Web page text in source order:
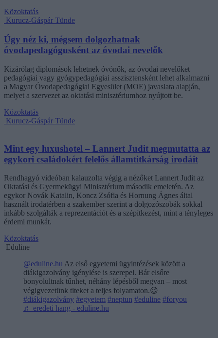
Közoktatás
Kurucz-Gáspár Tünde
Úgy néz ki, mégsem dolgozhatnak
óvodapedagógusként az óvodai nevelők
Kizárólag diplomások lehetnek óvónők, az óvodai nevelőket
pedagógiai vagy gyógypedagógiai asszisztensként lehet alkalmazni
a Magyar Óvodapedagógiai Egyesület (MOE) javaslata alapján,
melyet a szervezet az oktatási minisztériumhoz nyújtott be.
Közoktatás
Kurucz-Gáspár Tünde
Mint egy luxushotel – Lannert Judit megmutatta az
egykori családokért felelős államtitkárság irodáit
Rendhagyó videóban kalauzolta végig a nézőket Lannert Judit az
Oktatási és Gyermekügyi Minisztérium második emeletén. Az
egykor Novák Katalin, Koncz Zsófia és Hornung Ágnes által
használt irodatérben a szakember szerint a dolgozószobák sokkal
inkább szolgálták a reprezentációt és a szépítkezést, mint a tényleges
érdemi munkát.
Közoktatás
Eduline
@eduline.hu Az első egyetemi ügyintézések között a
diákigazolvány igénylése is szerepel. Bár elsőre
bonyolultnak tűnhet, néhány lépésből megvan – most
végigvezetünk titeket a teljes folyamaton.😉
#diákigazolvány #egyetem #neptun #eduline #foryou
♬ eredeti hang - eduline.hu